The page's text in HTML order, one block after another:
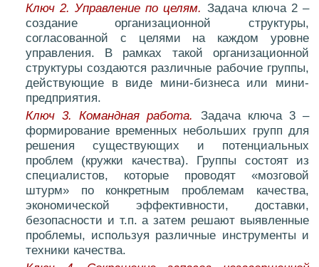
Ключ 2. Управление по целям. Задача ключа 2 –
создание организационной структуры,
согласованной с целями на каждом уровне
управления. В рамках такой организационной
структуры создаются различные рабочие группы,
действующие в виде мини-бизнеса или мини-
предприятия.
Ключ 3. Командная работа.
Задача ключа 3 –
формирование временных небольших групп для
решения существующих и потенциальных
проблем (кружки качества). Группы состоят из
специалистов, которые проводят «мозговой
штурм» по конкретным проблемам качества,
экономической эффективности, доставки,
безопасности и т.п. а затем решают выявленные
проблемы, используя различные инструменты и
техники качества.